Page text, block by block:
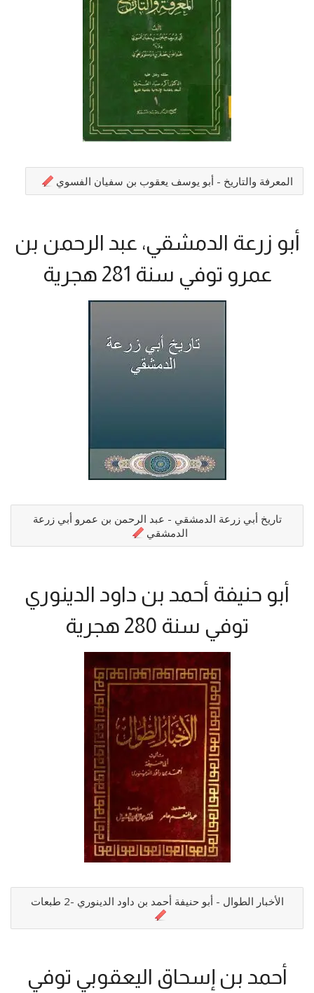
المعرفة والتاريخ - أبو يوسف يعقوب بن سفيان الفسوي
أبو زرعة الدمشقي، عبد الرحمن بن
عمرو توفي سنة 281 هجرية
تاريخ أبي زرعة الدمشقي - عبد الرحمن بن عمرو أبي زرعة
الدمشقي
أبو حنيفة أحمد بن داود الدينوري
توفي سنة 280 هجرية
الأخبار الطوال - أبو حنيفة أحمد بن داود الدينوري -2 طبعات
أحمد بن إسحاق اليعقوبي توفي